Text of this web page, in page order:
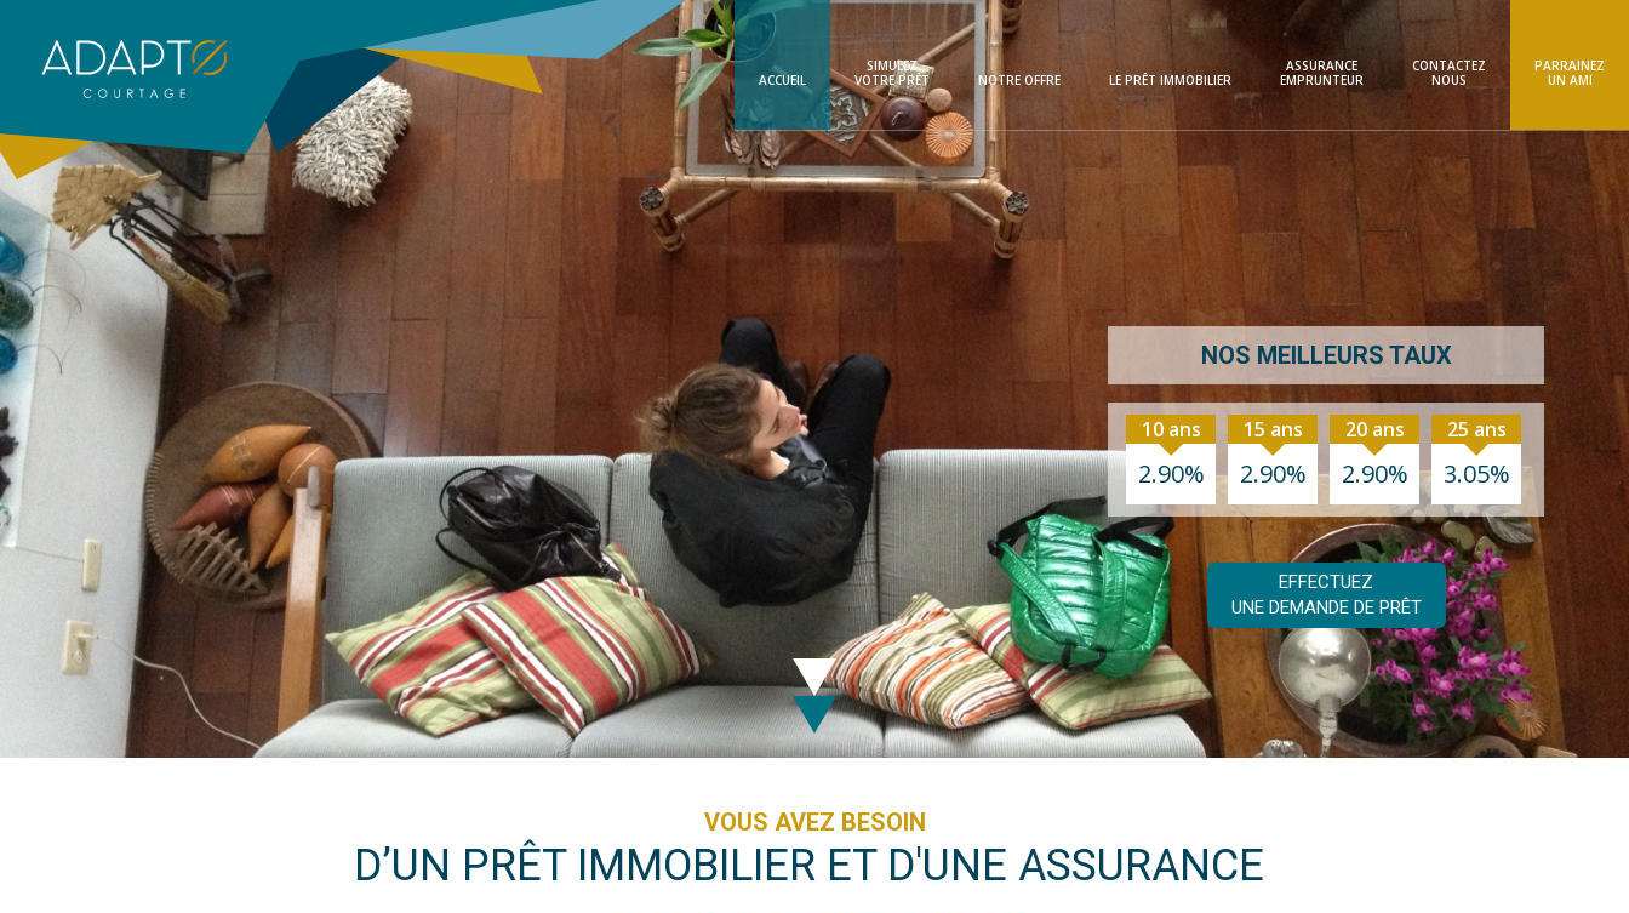
ACCUEIL
SIMULEZ
VOTRE PRÊT
NOTRE OFFRE LE PRÊT IMMOBILIER
ASSURANCE
EMPRUNTEUR
CONTACTEZ
NOUS
PARRAINEZ
UN AMI
NOS MEILLEURS TAUX
10 ans
2.90%
15 ans
2.90%
20 ans
2.90%
25 ans
3.05%
EFFECTUEZ
UNE DEMANDE DE PRÊT
VOUS AVEZ BESOIN
D’UN PRÊT IMMOBILIER ET D'UNE ASSURANCE